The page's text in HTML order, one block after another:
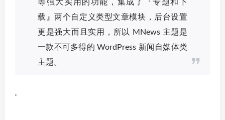
等强大实用的功能，集成了『专题和下
载』两个自定义类型文章模块，后台设置
更是强大而且实用，所以 MNews 主题是
一款不可多得的 WordPress 新闻自媒体类
主题。
‘